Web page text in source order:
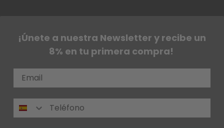
¡Únete a nuestra Newsletter y recibe un
8% en tu primera compra!